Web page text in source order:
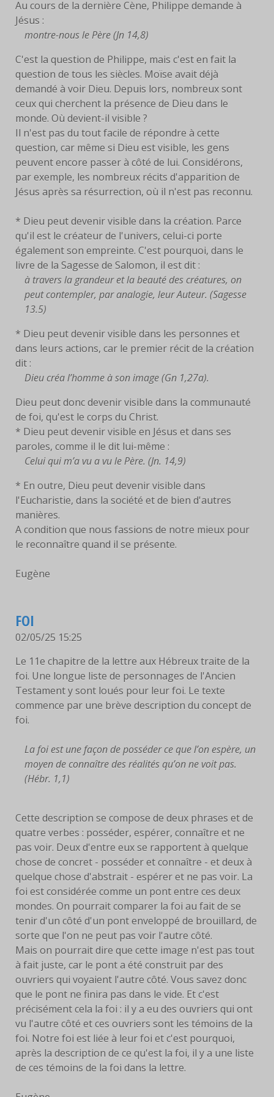
FACEBOOK
PRIÈRES
PRIÈRE À EYMARD
NEUVAINE
PRIÈRE AVEC MARIE
PRIÈRE POUR LE DON DE
PRIÈRE POUR VOCATIONS
HISTOIRE
LIVRES
EUCHARISTIE
BLOG
PHOTOS
PHOTOS
CONTEMPORAINES
ANCIENNES PHOTOS
CONTACT
Au cours de la dernière Cène, Philippe demande à
Jésus :
montre-nous le Père (Jn 14,8)
C'est la question de Philippe, mais c'est en fait la
question de tous les siècles. Moïse avait déjà
demandé à voir Dieu. Depuis lors, nombreux sont
ceux qui cherchent la présence de Dieu dans le
monde. Où devient-il visible ?
Il n'est pas du tout facile de répondre à cette
question, car même si Dieu est visible, les gens
peuvent encore passer à côté de lui. Considérons,
par exemple, les nombreux récits d'apparition de
Jésus après sa résurrection, où il n'est pas reconnu.
* Dieu peut devenir visible dans la création. Parce
qu'il est le créateur de l'univers, celui-ci porte
également son empreinte. C'est pourquoi, dans le
livre de la Sagesse de Salomon, il est dit :
à travers la grandeur et la beauté des créatures, on
peut contempler, par analogie, leur Auteur. (Sagesse
13.5)
* Dieu peut devenir visible dans les personnes et
dans leurs actions, car le premier récit de la création
dit :
Dieu créa l’homme à son image (Gn 1,27a).
Dieu peut donc devenir visible dans la communauté
de foi, qu'est le corps du Christ.
* Dieu peut devenir visible en Jésus et dans ses
paroles, comme il le dit lui-même :
Celui qui m’a vu a vu le Père. (Jn. 14,9)
* En outre, Dieu peut devenir visible dans
l'Eucharistie, dans la société et de bien d'autres
manières.
A condition que nous fassions de notre mieux pour
le reconnaître quand il se présente.
Eugène
FOI
02/05/25 15:25
Le 11e chapitre de la lettre aux Hébreux traite de la
foi. Une longue liste de personnages de l'Ancien
Testament y sont loués pour leur foi. Le texte
commence par une brève description du concept de
foi.
La foi est une façon de posséder ce que l’on espère, un
moyen de connaître des réalités qu’on ne voit pas.
(Hébr. 1,1)
Cette description se compose de deux phrases et de
quatre verbes : posséder, espérer, connaître et ne
pas voir. Deux d'entre eux se rapportent à quelque
chose de concret - posséder et connaître - et deux à
quelque chose d'abstrait - espérer et ne pas voir. La
foi est considérée comme un pont entre ces deux
mondes. On pourrait comparer la foi au fait de se
tenir d'un côté d'un pont enveloppé de brouillard, de
sorte que l'on ne peut pas voir l'autre côté.
Mais on pourrait dire que cette image n'est pas tout
à fait juste, car le pont a été construit par des
ouvriers qui voyaient l'autre côté. Vous savez donc
que le pont ne finira pas dans le vide. Et c'est
précisément cela la foi : il y a eu des ouvriers qui ont
vu l'autre côté et ces ouvriers sont les témoins de la
foi. Notre foi est liée à leur foi et c'est pourquoi,
après la description de ce qu'est la foi, il y a une liste
de ces témoins de la foi dans la lettre.